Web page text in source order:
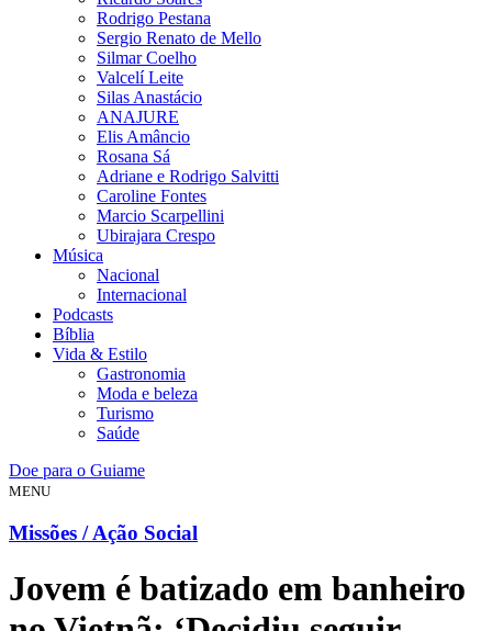
Rodrigo Pestana
Sergio Renato de Mello
Silmar Coelho
Valcelí Leite
Silas Anastácio
ANAJURE
Elis Amâncio
Rosana Sá
Adriane e Rodrigo Salvitti
Caroline Fontes
Marcio Scarpellini
Ubirajara Crespo
Música
Nacional
Internacional
Podcasts
Bíblia
Vida & Estilo
Gastronomia
Moda e beleza
Turismo
Saúde
Doe para o Guiame
MENU
Missões / Ação Social
Jovem é batizado em banheiro